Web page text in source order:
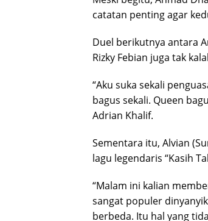
catatan penting agar
Duel berikutnya antara
Rizky Febian juga tak
“Aku suka sekali
bagus sekali. Queen
Adrian Khalif.
Sementara itu, Alvian
lagu legendaris “Kasih
“Malam ini kalian
sangat populer
berbeda. Itu hal yang